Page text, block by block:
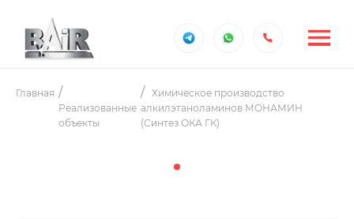
Главная
Реализованные
объекты
Химическое производство
алкилэтаноламинов МОНАМИН
(Синтез ОКА ГК)